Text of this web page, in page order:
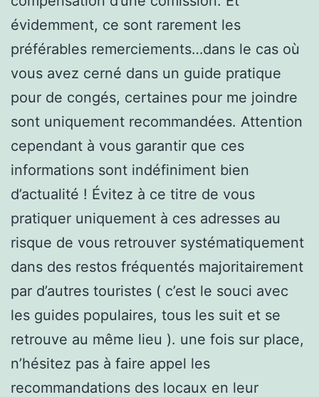
évidemment, ce sont rarement les
préférables remerciements…dans le cas où
vous avez cerné dans un guide pratique
pour de congés, certaines pour me joindre
sont uniquement recommandées. Attention
cependant à vous garantir que ces
informations sont indéfiniment bien
d’actualité ! Évitez à ce titre de vous
pratiquer uniquement à ces adresses au
risque de vous retrouver systématiquement
dans des restos fréquentés majoritairement
par d’autres touristes ( c’est le souci avec
les guides populaires, tous les suit et se
retrouve au même lieu ). une fois sur place,
n’hésitez pas à faire appel les
recommandations des locaux en leur